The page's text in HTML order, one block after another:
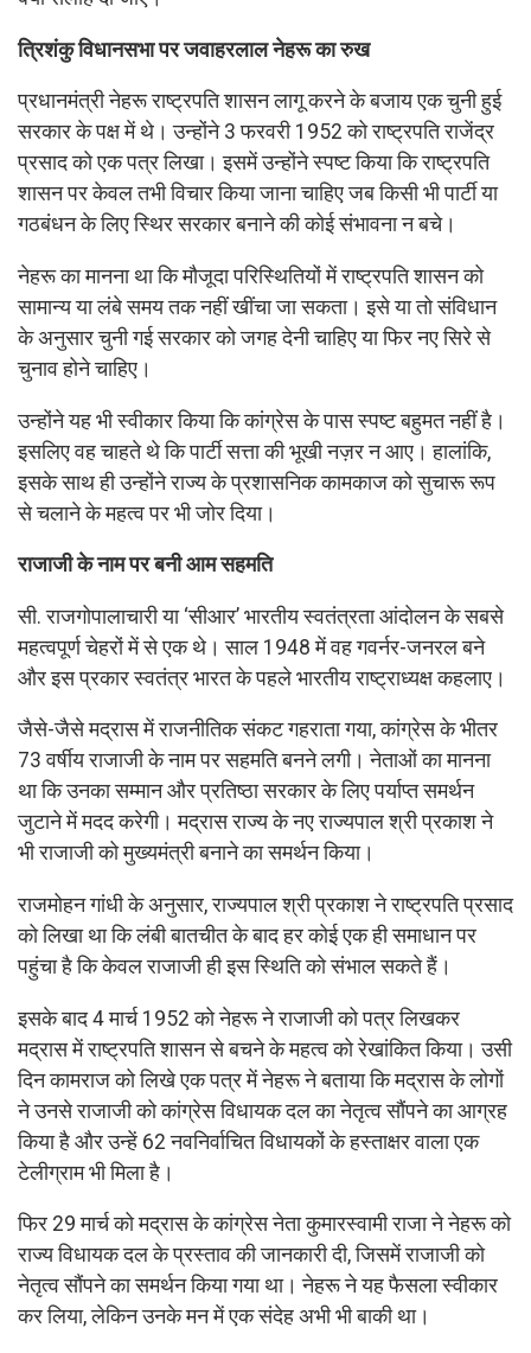
त्रिशंकु विधानसभा पर जवाहरलाल नेहरू का रुख
प्रधानमंत्री नेहरू राष्ट्रपति शासन लागू करने के बजाय एक चुनी हुई
सरकार के पक्ष में थे। उन्होंने 3 फरवरी 1952 को राष्ट्रपति राजेंद्र
प्रसाद को एक पत्र लिखा। इसमें उन्होंने स्पष्ट किया कि राष्ट्रपति
शासन पर केवल तभी विचार किया जाना चाहिए जब किसी भी पार्टी या
गठबंधन के लिए स्थिर सरकार बनाने की कोई संभावना न बचे।
नेहरू का मानना था कि मौजूदा परिस्थितियों में राष्ट्रपति शासन को
सामान्य या लंबे समय तक नहीं खींचा जा सकता। इसे या तो संविधान
के अनुसार चुनी गई सरकार को जगह देनी चाहिए या फिर नए सिरे से
चुनाव होने चाहिए।
उन्होंने यह भी स्वीकार किया कि कांग्रेस के पास स्पष्ट बहुमत नहीं है।
इसलिए वह चाहते थे कि पार्टी सत्ता की भूखी नज़र न आए। हालांकि,
इसके साथ ही उन्होंने राज्य के प्रशासनिक कामकाज को सुचारू रूप
से चलाने के महत्व पर भी जोर दिया।
राजाजी के नाम पर बनी आम सहमति
सी. राजगोपालाचारी या ‘सीआर’ भारतीय स्वतंत्रता आंदोलन के सबसे
महत्वपूर्ण चेहरों में से एक थे। साल 1948 में वह गवर्नर-जनरल बने
और इस प्रकार स्वतंत्र भारत के पहले भारतीय राष्ट्राध्यक्ष कहलाए।
जैसे-जैसे मद्रास में राजनीतिक संकट गहराता गया, कांग्रेस के भीतर
73 वर्षीय राजाजी के नाम पर सहमति बनने लगी। नेताओं का मानना
था कि उनका सम्मान और प्रतिष्ठा सरकार के लिए पर्याप्त समर्थन
जुटाने में मदद करेगी। मद्रास राज्य के नए राज्यपाल श्री प्रकाश ने
भी राजाजी को मुख्यमंत्री बनाने का समर्थन किया।
राजमोहन गांधी के अनुसार, राज्यपाल श्री प्रकाश ने राष्ट्रपति प्रसाद
को लिखा था कि लंबी बातचीत के बाद हर कोई एक ही समाधान पर
पहुंचा है कि केवल राजाजी ही इस स्थिति को संभाल सकते हैं।
इसके बाद 4 मार्च 1952 को नेहरू ने राजाजी को पत्र लिखकर
मद्रास में राष्ट्रपति शासन से बचने के महत्व को रेखांकित किया। उसी
दिन कामराज को लिखे एक पत्र में नेहरू ने बताया कि मद्रास के लोगों
ने उनसे राजाजी को कांग्रेस विधायक दल का नेतृत्व सौंपने का आग्रह
किया है और उन्हें 62 नवनिर्वाचित विधायकों के हस्ताक्षर वाला एक
टेलीग्राम भी मिला है।
फिर 29 मार्च को मद्रास के कांग्रेस नेता कुमारस्वामी राजा ने नेहरू को
राज्य विधायक दल के प्रस्ताव की जानकारी दी, जिसमें राजाजी को
नेतृत्व सौंपने का समर्थन किया गया था। नेहरू ने यह फैसला स्वीकार
कर लिया, लेकिन उनके मन में एक संदेह अभी भी बाकी था।